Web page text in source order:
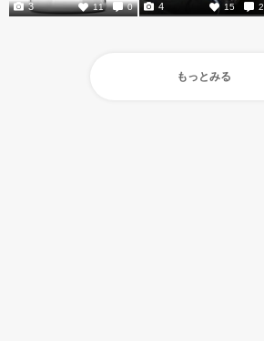
11 0
3 15 2
4
もっとみる